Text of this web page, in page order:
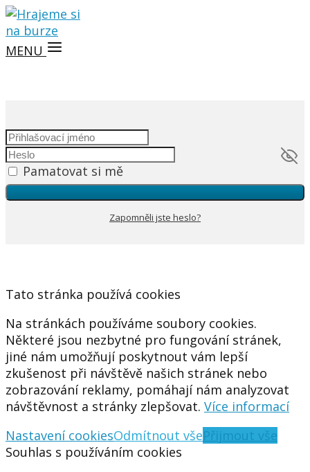
MENU
Pamatovat si mě
Zapomněli jste heslo?
Tato stránka používá cookies
Na stránkách používáme soubory cookies.
Některé jsou nezbytné pro fungování stránek,
jiné nám umožňují poskytnout vám lepší
zkušenost při návštěvě našich stránek nebo
zobrazování reklamy, pomáhají nám analyzovat
návštěvnost a stránky zlepšovat. Více informací
Nastavení cookiesOdmítnout všePřijmout vše
Souhlas s používáním cookies